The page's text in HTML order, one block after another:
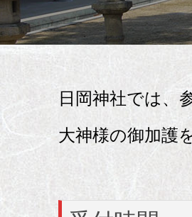
日岡神社では、
大神様の御加護